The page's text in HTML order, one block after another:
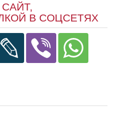
В СОЦСЕТЯХ